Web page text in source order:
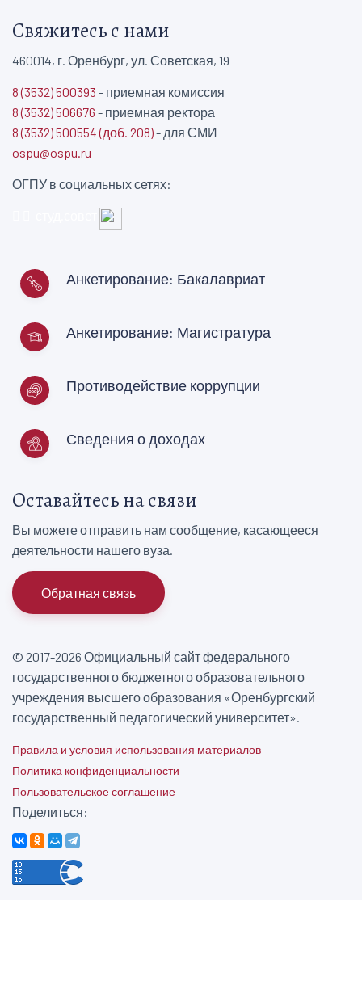
Свяжитесь с нами
460014, г. Оренбург, ул. Советская, 19
8 (3532) 500393 - приемная комиссия
8 (3532) 506676 - приемная ректора
8 (3532) 500554 (доб. 208)- для СМИ
ospu@ospu.ru
ОГПУ в социальных сетях:
Анкетирование: Бакалавриат
Анкетирование: Магистратура
Противодействие коррупции
Сведения о доходах
Оставайтесь на связи
Вы можете отправить нам сообщение, касающееся
деятельности нашего вуза.
Обратная связь
© 2017-2026 Официальный сайт федерального
государственного бюджетного образовательного
учреждения высшего образования «Оренбургский
государственный педагогический университет».
Правила и условия использования материалов
Политика конфиденциальности
Пользовательское соглашение
Поделиться: